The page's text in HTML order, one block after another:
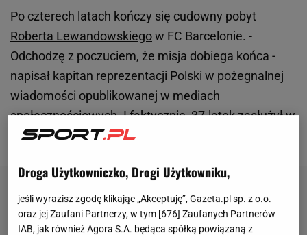
Po czterech latach kończy się cudowny pobyt
Roberta Lewandowskiegow FC Barcelonie. -
Odchodzę z poczuciem, że misja dobiega końca -
napisał kapitan reprezentacji Polski w pożegnalnej
wiadomości opublikowanej w mediach
społecznościowych. I faktycznie, 37-latek zasłużył w
pełni na pożegnanie z fanfarami.
Droga Użytkowniczko, Drogi Użytkowniku,
jeśli wyrazisz zgodę klikając „Akceptuję”, Gazeta.pl sp. z o.o.
oraz jej Zaufani Partnerzy, w tym [676] Zaufanych Partnerów
IAB, jak również Agora S.A. będąca spółką powiązaną z